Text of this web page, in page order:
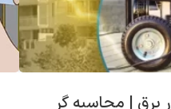
برق | محاسبه گر